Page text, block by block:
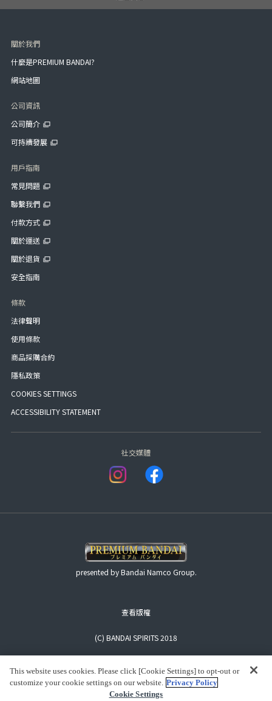
關於我們
什麼是PREMIUM BANDAI?
網站地圖
公司資訊
公司簡介
可持續發展
用戶指南
常見問題
聯繫我們
付款方式
關於運送
關於退貨
安全指南
條款
法律聲明
使用條款
商品採購合約
隱私政策
COOKIES SETTINGS
ACCESSIBILITY STATEMENT
社交媒體
presented by Bandai Namco Group.
查看版權
(C) BANDAI SPIRITS 2018
This website uses cookies. Please click [Cookie Settings] to opt-out or
customize your cookie settings on our website. Privacy Policy
Cookie Settings